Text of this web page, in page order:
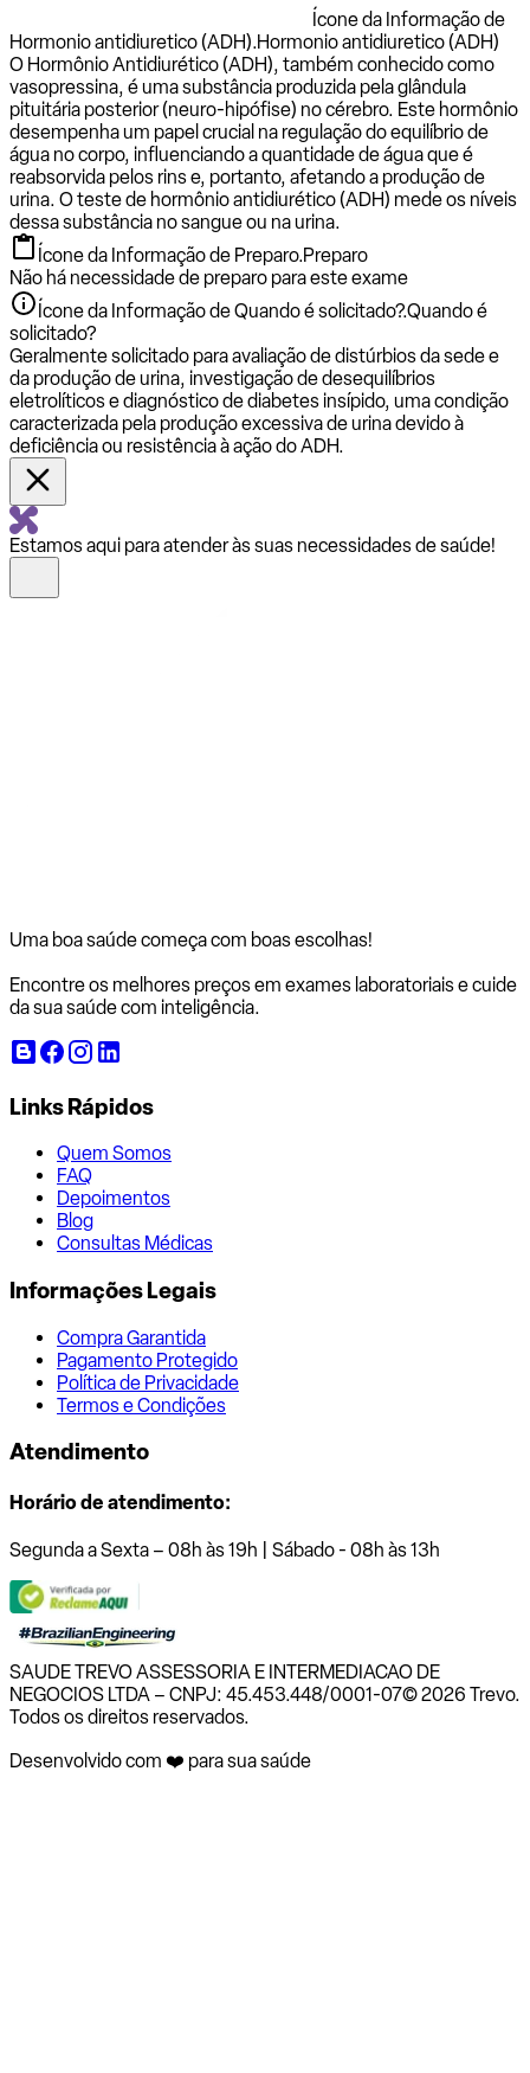
Ícone da Informação de
Hormonio antidiuretico (ADH).Hormonio antidiuretico (ADH)
O Hormônio Antidiurético (ADH), também conhecido como
vasopressina, é uma substância produzida pela glândula
pituitária posterior (neuro-hipófise) no cérebro. Este hormônio
desempenha um papel crucial na regulação do equilíbrio de
água no corpo, influenciando a quantidade de água que é
reabsorvida pelos rins e, portanto, afetando a produção de
urina. O teste de hormônio antidiurético (ADH) mede os níveis
dessa substância no sangue ou na urina.
Ícone da Informação de Preparo.Preparo
Não há necessidade de preparo para este exame
Ícone da Informação de Quando é solicitado?.Quando é
solicitado?
Geralmente solicitado para avaliação de distúrbios da sede e
da produção de urina, investigação de desequilíbrios
eletrolíticos e diagnóstico de diabetes insípido, uma condição
caracterizada pela produção excessiva de urina devido à
deficiência ou resistência à ação do ADH.
Estamos aqui para atender às suas necessidades de saúde!
Uma boa saúde começa com boas escolhas!
Encontre os melhores preços em exames laboratoriais e cuide
da sua saúde com inteligência.
Links Rápidos
Quem Somos
FAQ
Depoimentos
Blog
Consultas Médicas
Informações Legais
Compra Garantida
Pagamento Protegido
Política de Privacidade
Termos e Condições
Atendimento
Horário de atendimento:
Segunda a Sexta – 08h às 19h | Sábado - 08h às 13h
SAUDE TREVO ASSESSORIA E INTERMEDIACAO DE
NEGOCIOS LTDA – CNPJ: 45.453.448/0001-07© 2026 Trevo.
Todos os direitos reservados.
Desenvolvido com ❤️ para sua saúde